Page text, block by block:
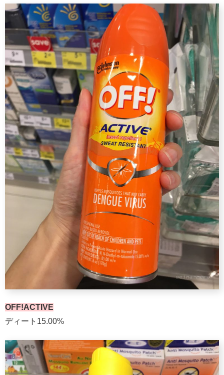
OFF!ACTIVE
ディート15.00%